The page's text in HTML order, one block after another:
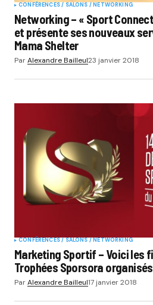
CONFÉRENCES / SALONS / NETWORKING
Networking – « Sport
et présente ses nouveaux
Mama Shelter
ParAlexandre Bailleul23 janvier 2018
CONFÉRENCES / SALONS / NETWORKING
Marketing Sportif – Voici les
Trophées Sporsora
ParAlexandre Bailleul17 janvier 2018